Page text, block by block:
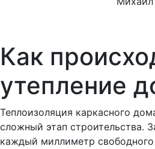
Как
утепление
Теплоизоляция каркасного
сложный этап строительства.
каждый миллиметр свободного